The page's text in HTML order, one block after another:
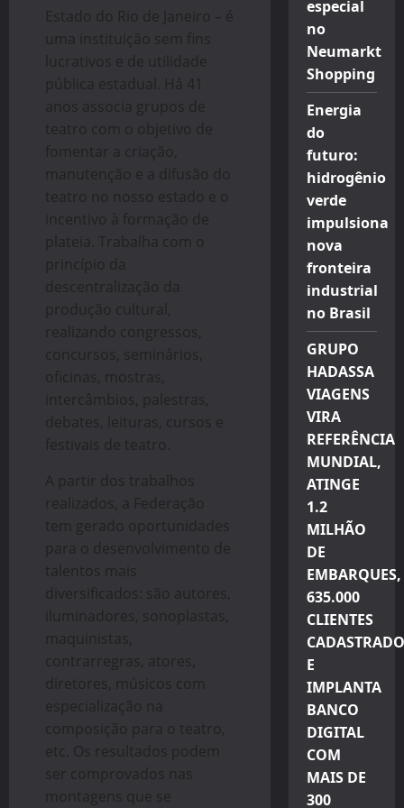
Estado do Rio de Janeiro – é
uma instituição sem fins
lucrativos e de utilidade
pública estadual. Há 41
anos associa grupos de
teatro com o objetivo de
fomentar a criação,
manutenção e a difusão do
teatro no nosso estado e o
incentivo à formação de
plateia. Trabalha com o
princípio da
descentralização da
produção cultural,
realizando congressos,
concursos, seminários,
oficinas, mostras,
intercâmbios, palestras,
debates, leituras, cursos e
festivais de teatro.
A partir dos trabalhos
realizados, a Federação
tem gerado oportunidades
para o desenvolvimento de
talentos mais
diversificados: são autores,
iluminadores, sonoplastas,
maquinistas,
contrarregras, atores,
diretores, músicos com
especialização na
composição para o teatro,
etc. Os resultados podem
ser comprovados nas
montagens que se
especial
no
Neumarkt
Shopping
Energia
do
futuro:
hidrogênio
verde
impulsiona
nova
fronteira
industrial
no Brasil
GRUPO
HADASSA
VIAGENS
VIRA
REFERÊNCIA
MUNDIAL,
ATINGE
1.2
MILHÃO
DE
EMBARQUES,
635.000
CLIENTES
E
IMPLANTA
BANCO
DIGITAL
COM
MAIS DE
300